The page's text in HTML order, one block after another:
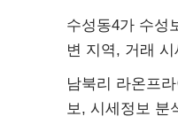
수성동4가 수성
변 지역, 거래 시
남북리 라온프
보, 시세정보 분